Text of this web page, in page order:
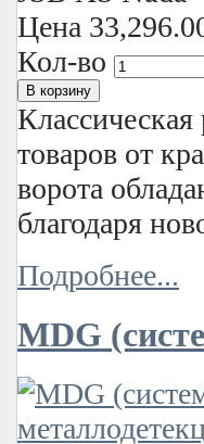
Цена
Кол-во
товаров от
ворота
благодаря
Подробнее...
MDG